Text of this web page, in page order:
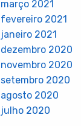
março 2021
fevereiro 2021
janeiro 2021
dezembro 2020
novembro 2020
setembro 2020
agosto 2020
julho 2020